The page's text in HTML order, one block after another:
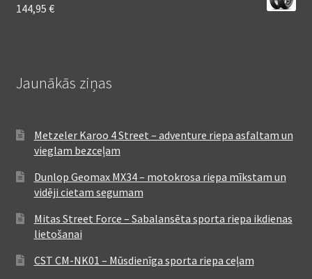
144,95 €
Jaunākās ziņas
Metzeler Karoo 4 Street – adventure riepa asfaltam un
vieglam bezceļam
Dunlop Geomax MX34 – motokrosa riepa mīkstam un
vidēji cietam segumam
Mitas Street Force – Sabalansēta sporta riepa ikdienas
lietošanai
CST CM-NK01 – Mūsdienīga sporta riepa ceļam